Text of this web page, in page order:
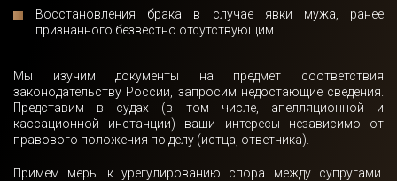
Восстановления брака в случае явки мужа, ранее
признанного безвестно отсутствующим.
Мы изучим документы на предмет соответствия
законодательству России, запросим недостающие сведения.
Представим в судах (в том числе, апелляционной и
кассационной инстанции) ваши интересы независимо от
правового положения по делу (истца, ответчика).
Примем меры к урегулированию спора между супругами.
Даю согласие на обработку персональных данных
Спасибо!
Ваша заявка отправлена и в ближайшее время
будет рассмотрена.